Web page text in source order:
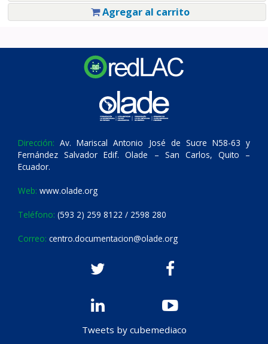
Agregar al carrito
Dirección: Av. Mariscal Antonio José de Sucre N58-63 y
Fernández Salvador Edif. Olade – San Carlos, Quito –
Ecuador.
Web: www.olade.org
Teléfono: (593 2) 259 8122 / 2598 280
Correo: centro.documentacion@olade.org
Tweets by cubemediaco